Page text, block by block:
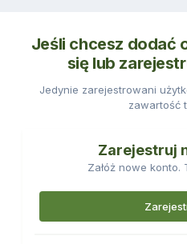
Jeśli chcesz dodać
się lub
Jedynie zarejestrowani
zawartość
Zarejestruj
Załóż nowe konto.